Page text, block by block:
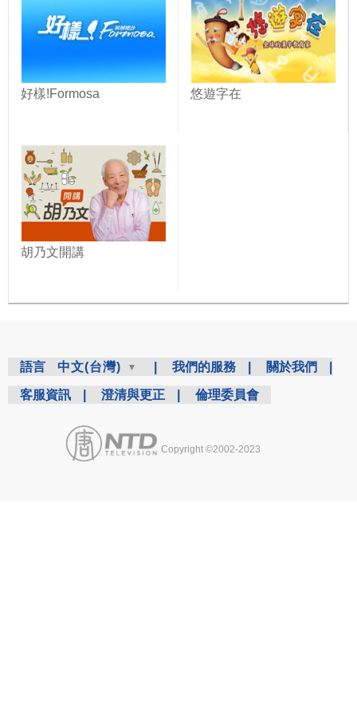
好樣!Formosa 悠遊字在
胡乃文開講
語言 中文(台灣) 我們的服務 關於我們
客服資訊 澄清與更正 倫理委員會
Copyright ©2002-2023